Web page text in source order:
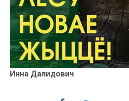
Инна Далидович